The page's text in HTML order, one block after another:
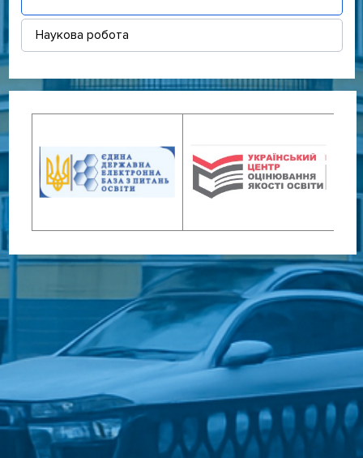
Наукова робота